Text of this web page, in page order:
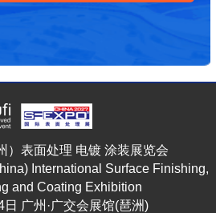
）表面处理 电镀 涂装展览会
International Surface Finishing,
and Coating Exhibition
广州·广交会展馆(琶洲)